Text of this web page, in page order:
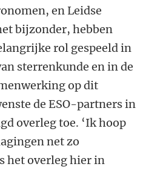
en Leidse
bijzonder, hebben
rol gespeeld in
sterrenkunde en in de
op dit
de ESO-partners in
overleg toe. ‘Ik hoop
net zo
het overleg hier in